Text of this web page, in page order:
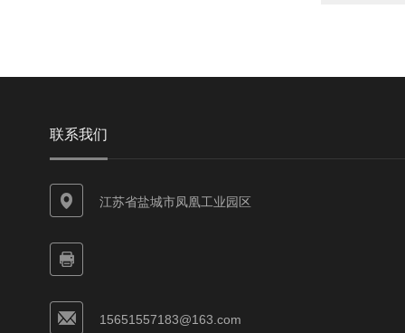
联系我们
江苏省盐城市凤凰工业园区
15651557183@163.com